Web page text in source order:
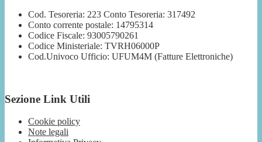
Cod. Tesoreria: 223 Conto Tesoreria: 317492
Conto corrente postale: 14795314
Codice Fiscale: 93005790261
Codice Ministeriale: TVRH06000P
Cod.Univoco Ufficio: UFUM4M (Fatture Elettroniche)
Sezione Link Utili
Cookie policy
Note legali